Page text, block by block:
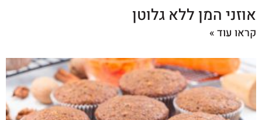
אוזני המן ללא גלוטן
קראו עוד »